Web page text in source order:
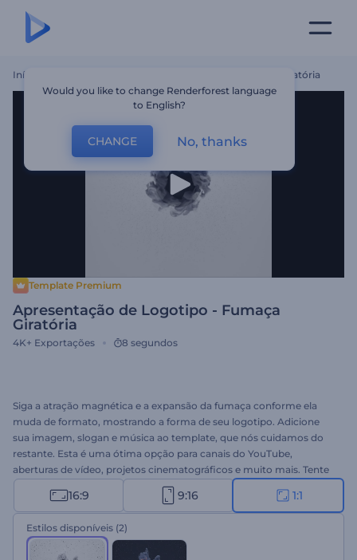
Início Apresentação De Logotipo - Fumaça Giratória
Template Premium
Apresentação de Logotipo - Fumaça
Giratória
4K+ Exportações 8 segundos
Siga a atração magnética e a expansão da fumaça conforme ela
muda de formato, mostrando a forma de seu logotipo. Adicione
sua imagem, slogan e música ao template, que nós cuidamos do
restante. Esta é uma ótima opção para canais do YouTube,
aberturas de vídeo, projetos cinematográficos e muito mais. Tente
16:9 9:16 1:1
Estilos disponíveis (2)
Would you like to change Renderforest language
to English?
CHANGE No, thanks